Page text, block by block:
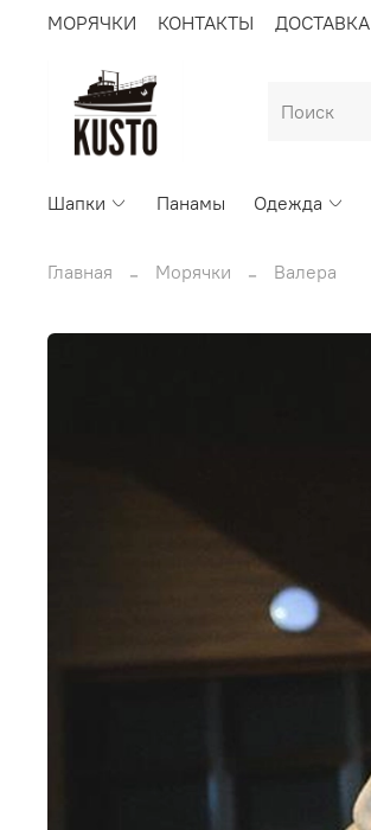
МОРЯЧКИ КОНТАКТЫ ДОСТАВКА
Шапки Панамы Одежда
Главная Морячки Валера